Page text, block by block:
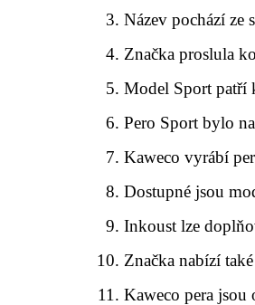
Název pochází ze
Značka proslula
Model Sport patří
Pero Sport bylo
Kaweco vyrábí
Dostupné jsou
Inkoust lze
Značka nabízí
Kaweco pera jsou